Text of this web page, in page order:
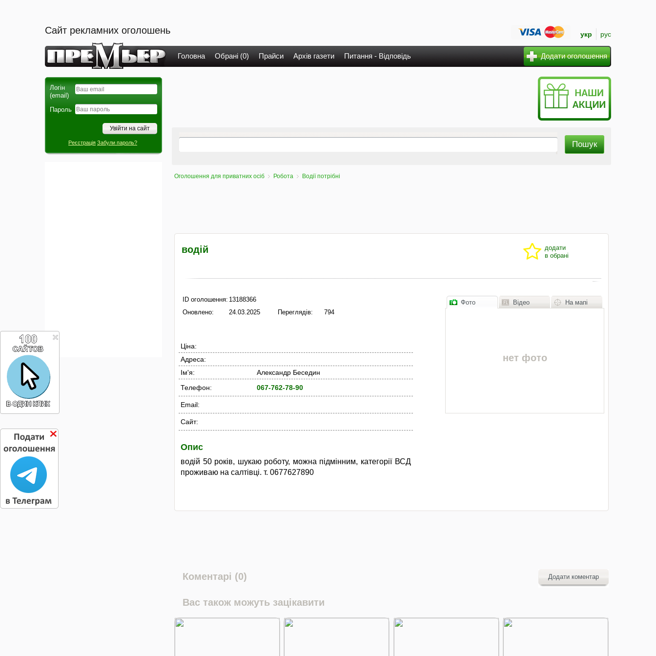
Сайт рекламних оголошень укр рус
Головна Обрані (0) Прайси Архів газети Питання - Відповідь Додати оголошення
Логін
(email)
Пароль
Реєстрація Забули пароль?
Оголошення для приватних осіб Робота Водії потрібні
водій
додати
в обрані
ID оголошення: 13188366
Оновлено:
24.03.2025 Переглядів: 794
Ціна:
Адреса:
Ім'я:
Александр Беседин
Телефон:
067-762-78-90
Email:
Сайт:
Опис
водій 50 років, шукаю роботу, можна підмінним, категорії ВСД
проживаю на салтівці. т. 0677627890
Фото Відео На мапі
нет фото
Коментарі (0) Додати коментар
Вас також можуть зацікавити